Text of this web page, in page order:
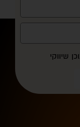
שיווקי